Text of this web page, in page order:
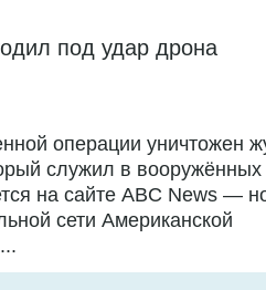
под удар дрона
операции уничтожен
служил в вооружённых
на сайте ABC News —
сети Американской